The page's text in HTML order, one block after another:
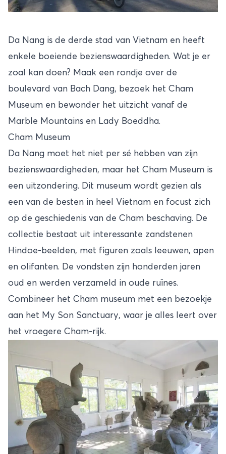
Da Nang is de derde stad van Vietnam en heeft
enkele boeiende bezienswaardigheden. Wat je er
zoal kan doen? Maak een rondje over de
boulevard van Bach Dang, bezoek het Cham
Museum en bewonder het uitzicht vanaf de
Marble Mountains en Lady Boeddha.
Cham Museum
Da Nang moet het niet per sé hebben van zijn
bezienswaardigheden, maar het Cham Museum is
een uitzondering. Dit museum wordt gezien als
een van de besten in heel Vietnam en focust zich
op de geschiedenis van de Cham beschaving. De
collectie bestaat uit interessante zandstenen
Hindoe-beelden, met figuren zoals leeuwen, apen
en olifanten. De vondsten zijn honderden jaren
oud en werden verzameld in oude ruïnes.
Combineer het Cham museum met een bezoekje
aan het My Son Sanctuary, waar je alles leert over
het vroegere Cham-rijk.